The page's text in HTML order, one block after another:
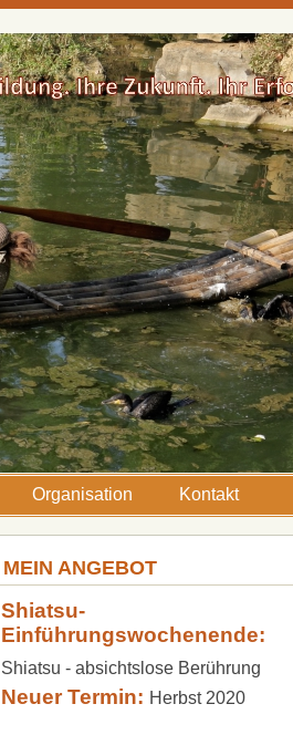
Organisation Kontakt
MEIN ANGEBOT
Shiatsu-
Einführungswochenende:
Shiatsu - absichtslose Berührung
Neuer Termin: Herbst 2020